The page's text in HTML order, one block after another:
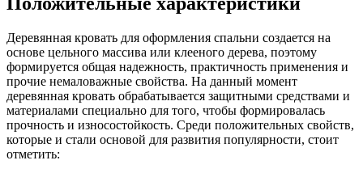
Деревянная кровать для оформления спальни создается на
основе цельного массива или клееного дерева, поэтому
формируется общая надежность, практичность применения и
прочие немаловажные свойства. На данный момент
деревянная кровать обрабатывается защитными средствами и
материалами специально для того, чтобы формировалась
прочность и износостойкость. Среди положительных свойств,
которые и стали основой для развития популярности, стоит
отметить: